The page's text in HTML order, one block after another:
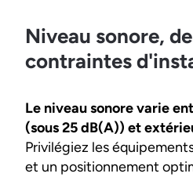
Niveau sonore,
contraintes
Le niveau sonore varie
(sous 25 dB(A)) et
Privilégiez les
et un positionnement